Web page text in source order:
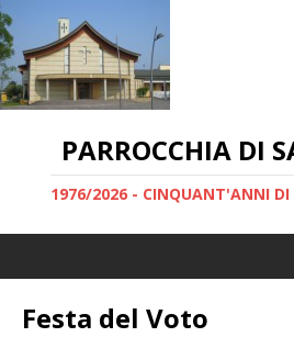
PARROCCHIA DI
1976/2026 - CINQUANT'ANNI DI
Festa del Voto